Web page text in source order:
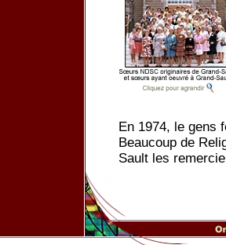
En 1974, le gens
Beaucoup de
Sault les